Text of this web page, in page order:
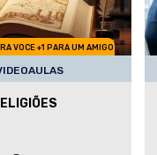
VOCE +1 PARA UM AMIGO